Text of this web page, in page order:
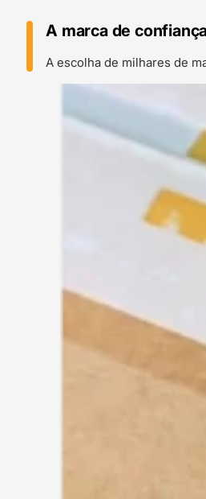
A marca de
A escolha de milhares de